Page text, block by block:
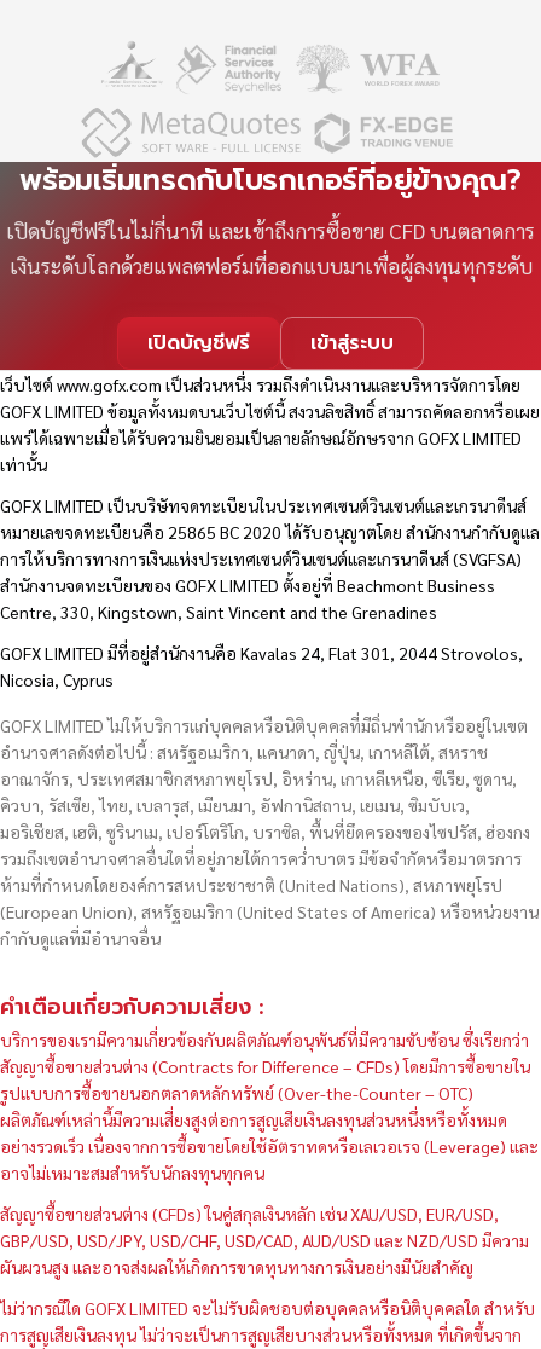
พร้อมเริ่มเทรดกับโบรกเกอร์ที่อยู่ข้างคุณ?
เปิดบัญชีฟรีในไม่กี่นาที และเข้าถึงการซื้อขาย CFD บนตลาดการ
เงินระดับโลกด้วยแพลตฟอร์มที่ออกแบบมาเพื่อผู้ลงทุนทุกระดับ
เปิดบัญชีฟรี เข้าสู่ระบบ
เว็บไซต์www.gofx.com เป็นส่วนหนึ่ง รวมถึงดำเนินงานและบริหารจัดการโดย
GOFX LIMITED ข้อมูลทั้งหมดบนเว็บไซต์นี้ สงวนลิขสิทธิ์ สามารถคัดลอกหรือเผย
แพร่ได้เฉพาะเมื่อได้รับความยินยอมเป็นลายลักษณ์อักษรจาก GOFX LIMITED
เท่านั้น
GOFX LIMITED เป็นบริษัทจดทะเบียนในประเทศเซนต์วินเซนต์และเกรนาดีนส์
หมายเลขจดทะเบียนคือ 25865 BC 2020 ได้รับอนุญาตโดย สำนักงานกำกับดูแล
การให้บริการทางการเงินแห่งประเทศเซนต์วินเซนต์และเกรนาดีนส์ (SVGFSA)
สำนักงานจดทะเบียนของ GOFX LIMITED ตั้งอยู่ที่ Beachmont Business
Centre, 330, Kingstown, Saint Vincent and the Grenadines
GOFX LIMITED มีที่อยู่สำนักงานคือ Kavalas 24, Flat 301, 2044 Strovolos,
Nicosia, Cyprus
GOFX LIMITED ไม่ให้บริการแก่บุคคลหรือนิติบุคคลที่มีถิ่นพำนักหรืออยู่ในเขต
อำนาจศาลดังต่อไปนี้ : สหรัฐอเมริกา, แคนาดา, ญี่ปุ่น, เกาหลีใต้, สหราช
อาณาจักร, ประเทศสมาชิกสหภาพยุโรป, อิหร่าน, เกาหลีเหนือ, ซีเรีย, ซูดาน,
คิวบา, รัสเซีย, ไทย, เบลารุส, เมียนมา, อัฟกานิสถาน, เยเมน, ซิมบับเว,
มอริเชียส, เฮติ, ซูรินาเม, เปอร์โตริโก, บราซิล, พื้นที่ยึดครองของไซปรัส, ฮ่องกง
รวมถึงเขตอำนาจศาลอื่นใดที่อยู่ภายใต้การคว่ำบาตร มีข้อจำกัดหรือมาตรการ
ห้ามที่กำหนดโดยองค์การสหประชาชาติ (United Nations), สหภาพยุโรป
(European Union), สหรัฐอเมริกา (United States of America) หรือหน่วยงาน
กำกับดูแลที่มีอำนาจอื่น
คำเตือนเกี่ยวกับความเสี่ยง :
บริการของเรามีความเกี่ยวข้องกับผลิตภัณฑ์อนุพันธ์ที่มีความซับซ้อน ซึ่งเรียกว่า
สัญญาซื้อขายส่วนต่าง (Contracts for Difference – CFDs) โดยมีการซื้อขายใน
รูปแบบการซื้อขายนอกตลาดหลักทรัพย์ (Over-the-Counter – OTC)
ผลิตภัณฑ์เหล่านี้มีความเสี่ยงสูงต่อการสูญเสียเงินลงทุนส่วนหนึ่งหรือทั้งหมด
อย่างรวดเร็ว เนื่องจากการซื้อขายโดยใช้อัตราทดหรือเลเวอเรจ (Leverage) และ
อาจไม่เหมาะสมสำหรับนักลงทุนทุกคน
สัญญาซื้อขายส่วนต่าง (CFDs) ในคู่สกุลเงินหลัก เช่น XAU/USD, EUR/USD,
GBP/USD, USD/JPY, USD/CHF, USD/CAD, AUD/USD และ NZD/USD มีความ
ผันผวนสูง และอาจส่งผลให้เกิดการขาดทุนทางการเงินอย่างมีนัยสำคัญ
ไม่ว่ากรณีใด GOFX LIMITED จะไม่รับผิดชอบต่อบุคคลหรือนิติบุคคลใด สำหรับ
การสูญเสียเงินลงทุน ไม่ว่าจะเป็นการสูญเสียบางส่วนหรือทั้งหมด ที่เกิดขึ้นจาก